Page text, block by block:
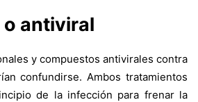
antiviral
y compuestos antivirales contra
confundirse. Ambos tratamientos
de la infección para frenar la